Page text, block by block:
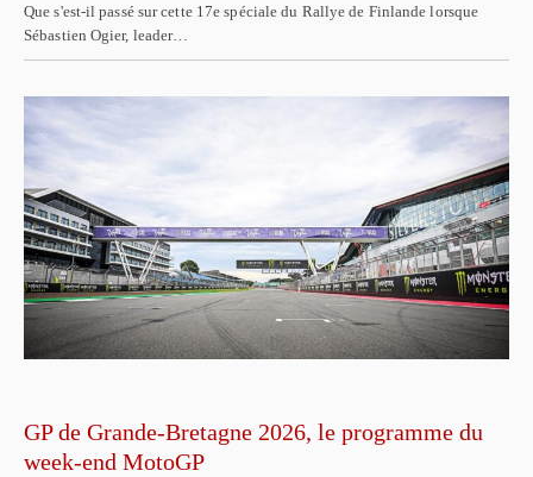
Que s'est-il passé sur cette 17e spéciale du Rallye de Finlande lorsque
Sébastien Ogier, leader…
GP de Grande-Bretagne 2026, le programme du
week-end MotoGP